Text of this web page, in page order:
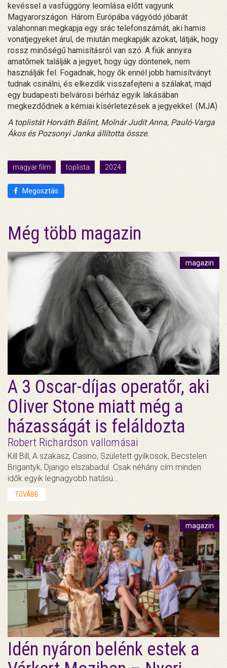
kevéssel a vasfüggöny leomlása előtt vagyunk
Magyarországon. Három Európába vágyódó jóbarát
valahonnan megkapja egy srác telefonszámát, aki hamis
vonatjegyeket árul, de miután megkapják azokat, látják, hogy
rossz minőségű hamisításról van szó. A fiúk annyira
amatőrnek találják a jegyet, hogy úgy döntenek, nem
használják fel. Fogadnak, hogy ők ennél jobb hamisítványt
tudnak csinálni, és elkezdik visszafejteni a szálakat, majd
egy budapesti belvárosi bérház egyik lakásában
megkezdődnek a kémiai kísérletezések a jegyekkel. (MJA)
A toplistát Horváth Bálint, Molnár Judit Anna, Pauló-Varga
Ákos és Pozsonyi Janka állította össze.
magyar film toplista 2024
Megosztás
Még több magazin
magazin
A 3 Oscar-díjas operatőr, aki
Oliver Stone miatt még a
házasságát is feláldozta
Robert Richardson vallomásai
Kill Bill, A szakasz, Casino, Született gyilkosok, Becstelen
Brigantyk, Django elszabadul. Csak néhány cím minden
idők egyik legnagyobb hatású…
TOVÁBB
magazin
Idén nyáron belénk estek a